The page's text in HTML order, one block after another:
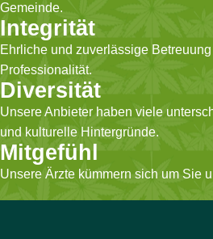
Gemeinde.
Integrität
Ehrliche und zuverlässige
Professionalität.
Diversität
Unsere Anbieter haben viele
und kulturelle Hintergründe.
Mitgefühl
Unsere Ärzte kümmern sich um Sie